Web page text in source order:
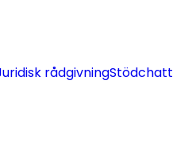
rådgivningStödchatt